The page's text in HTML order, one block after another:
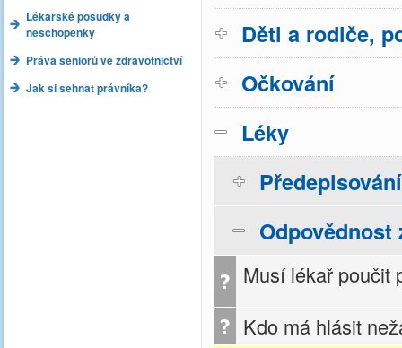
Lékařské posudky a
neschopenky
Práva seniorů ve zdravotnictví
Jak si sehnat právníka?
Děti a rodiče,
Očkování
Léky
Musí lékař poučit
Kdo má hlásit